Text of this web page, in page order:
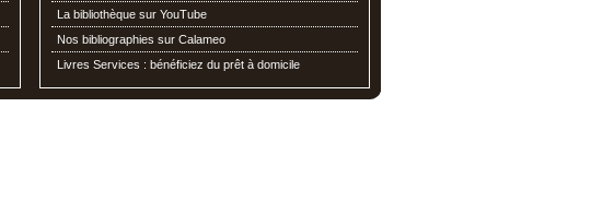
La bibliothèque sur YouTube
Nos bibliographies sur Calameo
Livres Services : bénéficiez du prêt à domicile